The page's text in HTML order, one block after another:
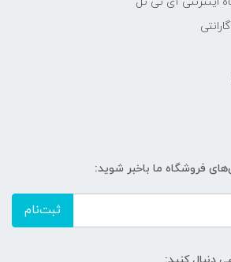
فروشگاه ما باخبر شوید:
ثبت‌نام